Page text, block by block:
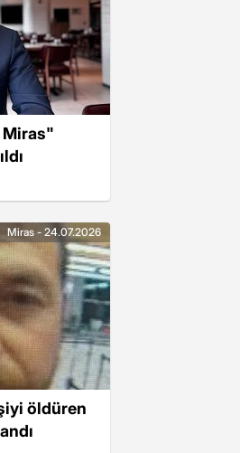
Miras"
öldüren
Miras - 24.07.2026